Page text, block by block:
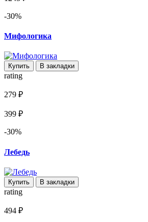
-30%
Мифологика
Купить В закладки
rating
279 ₽
399 ₽
-30%
Лебедь
Купить В закладки
rating
494 ₽